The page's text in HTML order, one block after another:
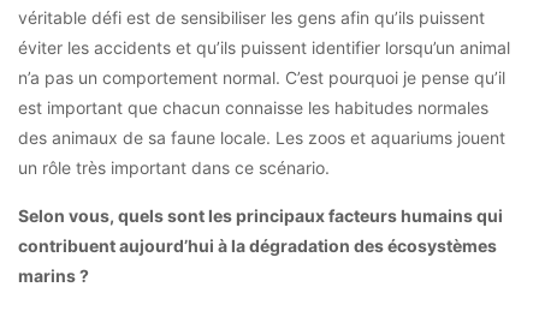
véritable défi est de sensibiliser les gens afin qu’ils puissent
éviter les accidents et qu’ils puissent identifier lorsqu’un animal
n’a pas un comportement normal. C’est pourquoi je pense qu’il
est important que chacun connaisse les habitudes normales
des animaux de sa faune locale. Les zoos et aquariums jouent
un rôle très important dans ce scénario.
Selon vous, quels sont les principaux facteurs humains qui
contribuent aujourd’hui à la dégradation des écosystèmes
marins ?